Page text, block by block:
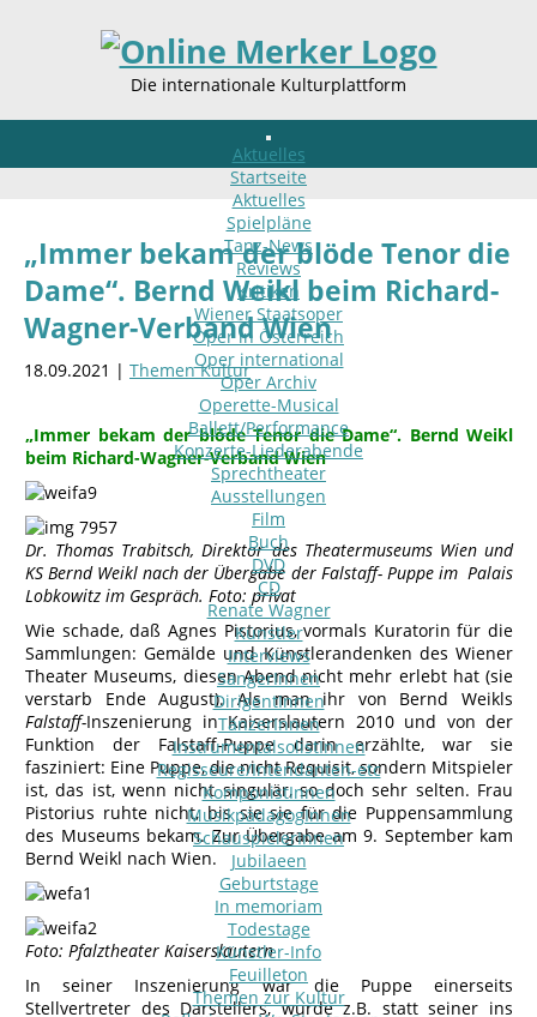
Die internationale Kulturplattform
Aktuelles
Startseite
Aktuelles
Spielpläne
Tanz-News
Reviews
Kritiken
Wiener Staatsoper
Oper in Österreich
Oper international
Oper Archiv
Operette-Musical
Ballett/Performance
Konzerte-Liederabende
Sprechtheater
Ausstellungen
Film
Buch
DVD
CD
Renate Wagner
Künstler
Interviews
SängerInnen
DirigentInnen
TänzerInnen
InstrumentalsolistInnen
Regisseure/Intendanten-etc
KomponistInnen
MusikpädagogInnen
SchauspielerInnen
Jubilaeen
Geburtstage
In memoriam
Todestage
Künstler-Info
Feuilleton
Themen zur Kultur
„Immer bekam der blöde Tenor die
Dame“. Bernd Weikl beim Richard-
Wagner-Verband Wien
18.09.2021 | Themen Kultur
„Immer bekam der blöde Tenor die Dame“. Bernd Weikl
beim Richard-Wagner-Verband Wien
Dr. Thomas Trabitsch, Direktor des Theatermuseums Wien und
KS Bernd Weikl nach der Übergabe der Falstaff- Puppe im Palais
Lobkowitz im Gespräch. Foto: privat
Wie schade, daß Agnes Pistorius, vormals Kuratorin für die
Sammlungen: Gemälde und Künstlerandenken des Wiener
Theater Museums, diesen Abend nicht mehr erlebt hat (sie
verstarb Ende August). Als man ihr von Bernd Weikls
Falstaff-Inszenierung in Kaiserslautern 2010 und von der
Funktion der Falstaff-Puppe darin erzählte, war sie
fasziniert: Eine Puppe, die nicht Requisit, sondern Mitspieler
ist, das ist, wenn nicht singulär, so doch sehr selten. Frau
Pistorius ruhte nicht, bis sie sie für die Puppensammlung
des Museums bekam. Zur Übergabe am 9. September kam
Bernd Weikl nach Wien.
Foto: Pfalztheater Kaiserslautern
In seiner Inszenierung war die Puppe einerseits
Stellvertreter des Darstellers, wurde z.B. statt seiner ins